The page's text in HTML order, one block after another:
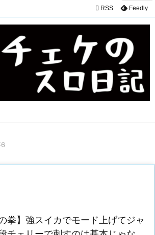
 RSS Feedly
拳】強スイカでモード上げてジャ